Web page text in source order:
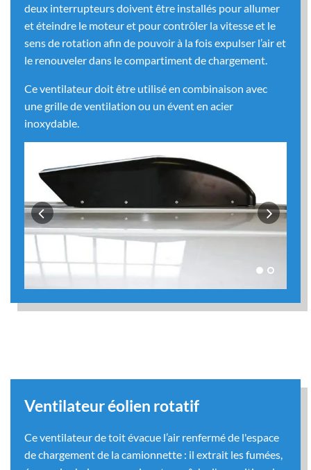
deux interrupteurs doivent être installés pour allumer
et éteindre le moteur et pour contrôler la vitesse et le
sens de rotation afin de pouvoir à la fois expulser l’air et
le renouveler dans le compartiment de chargement.
Ce ventilateur doit être utilisé en combinaison avec
une grille de ventilation ou un évent en acier
inoxydable.
Ventilateur éolien rotatif
Ce ventilateur de toit évacue l’air renfermé de l'espace
de chargement de la camionnette : il extrait les fumées,